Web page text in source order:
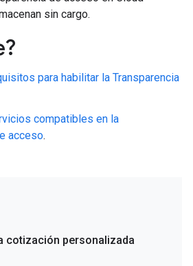
sin cargo.
para habilitar la Transparencia
compatibles en la
acceso.
cotización personalizada